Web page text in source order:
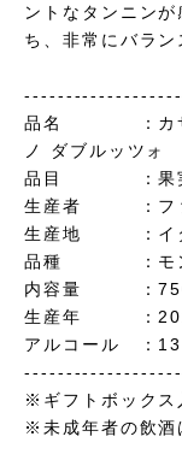
ントなタンニン
ち、非常にバラン
品名 ：カサー
ノ ダブルッツォ
品目 ：果
生産者 ：ファ
生産地 ：イタ
品種 ：モンテ
内容量 ：
生産年 ：
アルコール ：
※ギフトボックス
※未成年者の飲酒